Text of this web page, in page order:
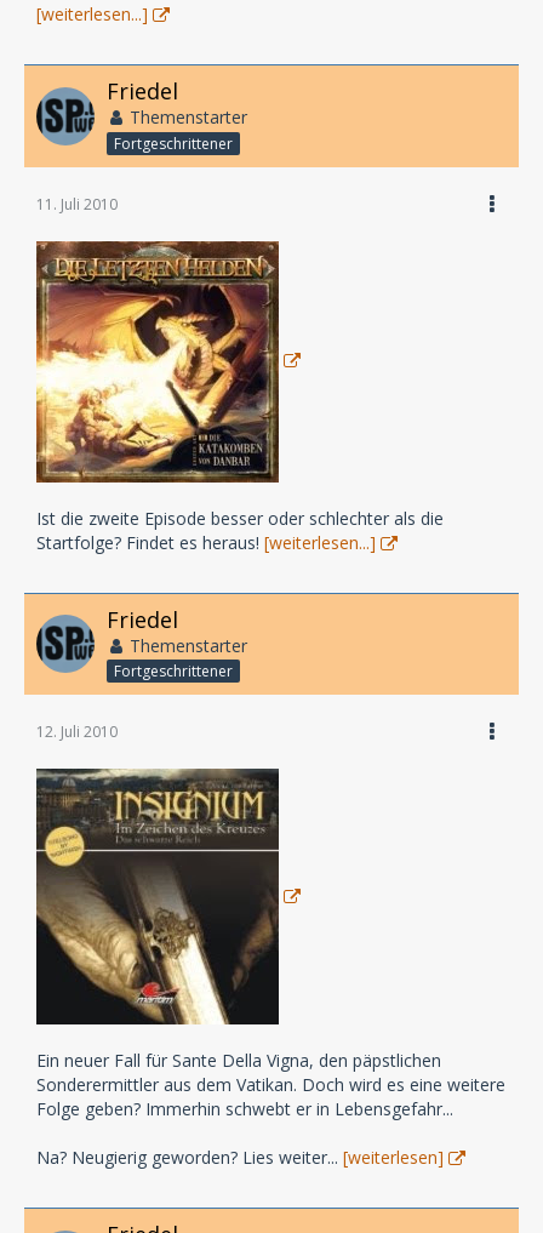
[weiterlesen...]
Friedel
Themenstarter
Fortgeschrittener
11. Juli 2010
Ist die zweite Episode besser oder schlechter als die
Startfolge? Findet es heraus! [weiterlesen...]
Friedel
Themenstarter
Fortgeschrittener
12. Juli 2010
Ein neuer Fall für Sante Della Vigna, den päpstlichen
Sonderermittler aus dem Vatikan. Doch wird es eine weitere
Folge geben? Immerhin schwebt er in Lebensgefahr...
Na? Neugierig geworden? Lies weiter... [weiterlesen]